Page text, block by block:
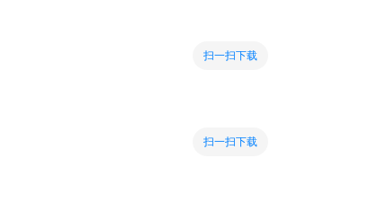
扫一扫下载
扫一扫下载